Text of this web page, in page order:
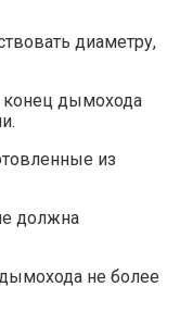
диаметру,
конец дымохода
из
должна
не более